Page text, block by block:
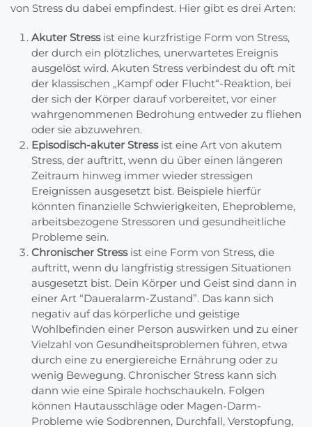
von Stress du dabei empfindest. Hier gibt es drei Arten:
Akuter Stressist eine kurzfristige Form von Stress,
der durch ein plötzliches, unerwartetes Ereignis
ausgelöst wird. Akuten Stress verbindest du oft mit
der klassischen „Kampf oder Flucht“-Reaktion, bei
der sich der Körper darauf vorbereitet, vor einer
wahrgenommenen Bedrohung entweder zu fliehen
oder sie abzuwehren.
Episodisch-akuter Stressist eine Art von akutem
Stress, der auftritt, wenn du über einen längeren
Zeitraum hinweg immer wieder stressigen
Ereignissen ausgesetzt bist. Beispiele hierfür
könnten finanzielle Schwierigkeiten, Eheprobleme,
arbeitsbezogene Stressoren und gesundheitliche
Probleme sein.
Chronischer Stressist eine Form von Stress, die
auftritt, wenn du langfristig stressigen Situationen
ausgesetzt bist. Dein Körper und Geist sind dann in
einer Art “Daueralarm-Zustand”. Das kann sich
negativ auf das körperliche und geistige
Wohlbefinden einer Person auswirken und zu einer
Vielzahl von Gesundheitsproblemen führen, etwa
durch eine zu energiereiche Ernährung oder zu
wenig Bewegung. Chronischer Stress kann sich
dann wie eine Spirale hochschaukeln. Folgen
können Hautausschläge oder Magen-Darm-
Probleme wie Sodbrennen, Durchfall, Verstopfung,